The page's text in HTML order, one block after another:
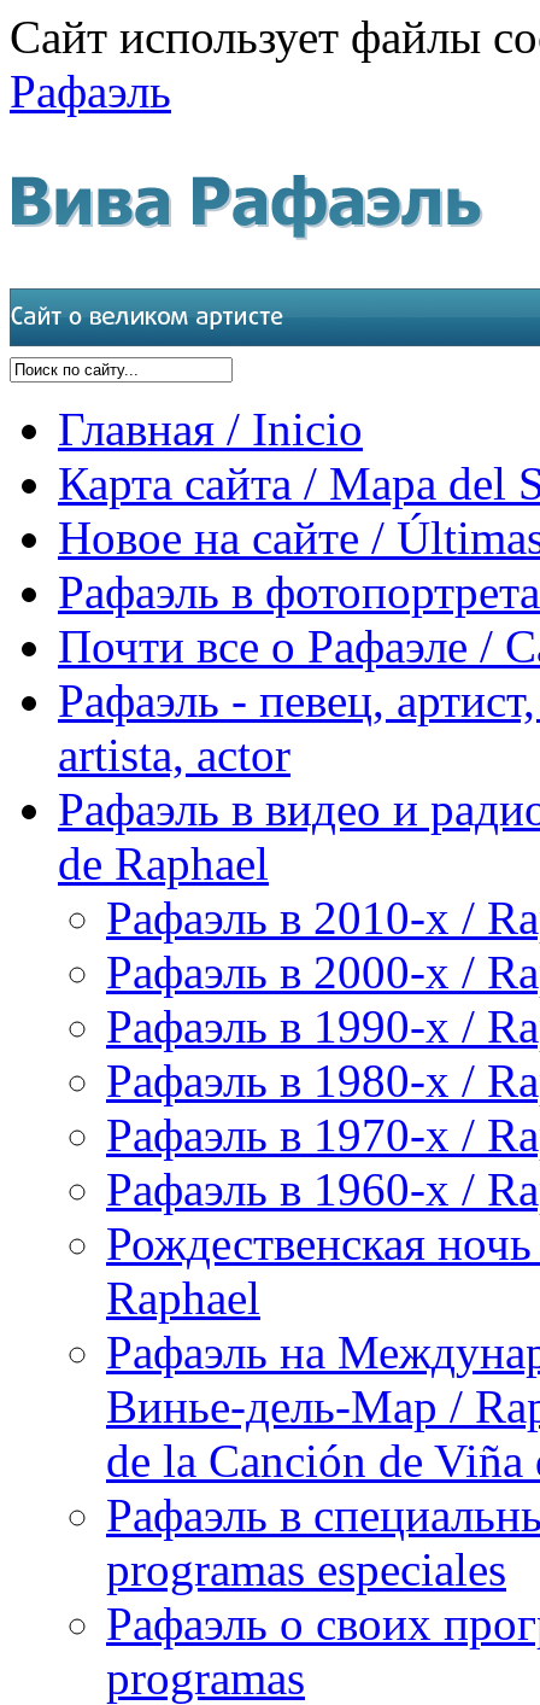
Сайт использует файлы
Рафаэль
Главная / Inicio
Карта сайта / Mapa del
Новое на сайте /
Рафаэль в
Почти все о Рафаэле /
Рафаэль - певец,
artista, actor
Рафаэль в видео и
de Raphael
Рафаэль в 2010-х /
Рафаэль в 2000-х /
Рафаэль в 1990-х /
Рафаэль в 1980-х /
Рафаэль в 1970-х /
Рафаэль в 1960-х /
Рождественская
Raphael
Рафаэль на
Винье-дель-Мар /
de la Canción de
Рафаэль в
programas especiales
Рафаэль о своих
programas